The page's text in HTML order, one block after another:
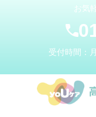
お気
受付時間：